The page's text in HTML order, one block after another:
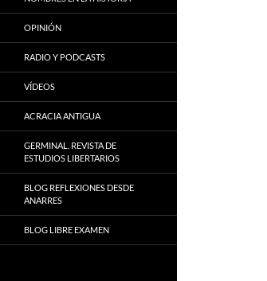
OPINIÓN
RADIO Y PODCASTS
VÍDEOS
ACRACIA ANTIGUA
GERMINAL. REVISTA DE
ESTUDIOS LIBERTARIOS
BLOG REFLEXIONES DESDE
ANARRES
BLOG LIBRE EXAMEN